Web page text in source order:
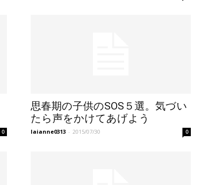
0
思春期の子供のSOS５選。気づい
たら声をかけてあげよう
laianne0313 - 2015/07/30 0